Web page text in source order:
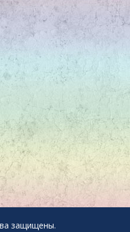
защищены.